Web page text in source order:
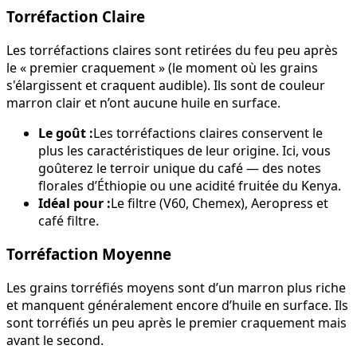
Torréfaction Claire
Les torréfactions claires sont retirées du feu peu après
le « premier craquement » (le moment où les grains
s'élargissent et craquent audible). Ils sont de couleur
marron clair et n’ont aucune huile en surface.
Le goût :Les torréfactions claires conservent le
plus les caractéristiques de leur origine. Ici, vous
goûterez le terroir unique du café — des notes
florales d’Éthiopie ou une acidité fruitée du Kenya.
Idéal pour :Le filtre (V60, Chemex), Aeropress et
café filtre.
Torréfaction Moyenne
Les grains torréfiés moyens sont d’un marron plus riche
et manquent généralement encore d’huile en surface. Ils
sont torréfiés un peu après le premier craquement mais
avant le second.